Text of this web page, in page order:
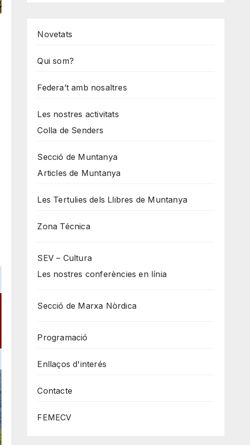
Novetats
Qui som?
Federa’t amb nosaltres
Les nostres activitats
Colla de Senders
Secció de Muntanya
Articles de Muntanya
Les Tertulies dels Llibres de Muntanya
Zona Técnica
SEV – Cultura
Les nostres conferències en línia
Secció de Marxa Nòrdica
Programació
Enllaços d'interés
Contacte
FEMECV